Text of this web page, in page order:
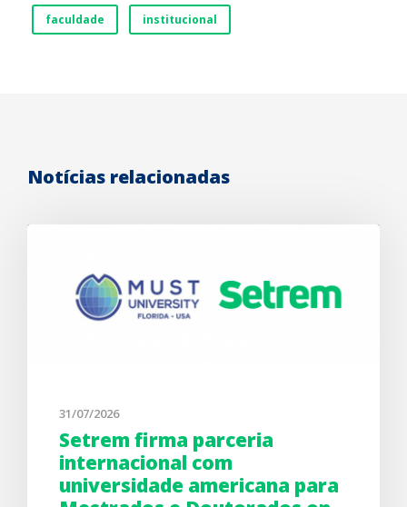
faculdade institucional
Notícias relacionadas
31/07/2026
Setrem firma parceria
internacional com
universidade americana para